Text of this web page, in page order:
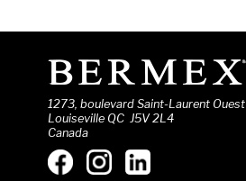
1273, boulevard Saint-Laurent Ouest
Louiseville QC J5V 2L4
Canada